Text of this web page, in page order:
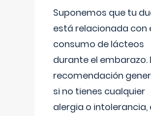
Suponemos que tu
está relacionada con
consumo de lácteos
durante el embarazo.
recomendación
si no tienes cualquier
alergia o intolerancia,